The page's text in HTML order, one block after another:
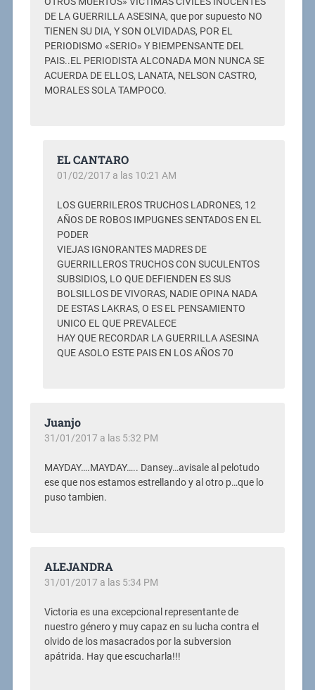
DE LA GUERRILLA ASESINA, que por supuesto NO
TIENEN SU DIA, Y SON OLVIDADAS, POR EL
PERIODISMO «SERIO» Y BIEMPENSANTE DEL
PAIS..EL PERIODISTA ALCONADA MON NUNCA SE
ACUERDA DE ELLOS, LANATA, NELSON CASTRO,
MORALES SOLA TAMPOCO.
EL CANTARO
01/02/2017 a las 10:21 AM
LOS GUERRILEROS TRUCHOS LADRONES, 12
AÑOS DE ROBOS IMPUGNES SENTADOS EN EL
PODER
VIEJAS IGNORANTES MADRES DE
GUERRILLEROS TRUCHOS CON SUCULENTOS
SUBSIDIOS, LO QUE DEFIENDEN ES SUS
BOLSILLOS DE VIVORAS, NADIE OPINA NADA
DE ESTAS LAKRAS, O ES EL PENSAMIENTO
UNICO EL QUE PREVALECE
HAY QUE RECORDAR LA GUERRILLA ASESINA
QUE ASOLO ESTE PAIS EN LOS AÑOS 70
Juanjo
31/01/2017 a las 5:32 PM
MAYDAY….MAYDAY….. Dansey…avisale al pelotudo
ese que nos estamos estrellando y al otro p…que lo
puso tambien.
ALEJANDRA
31/01/2017 a las 5:34 PM
Victoria es una excepcional representante de
nuestro género y muy capaz en su lucha contra el
olvido de los masacrados por la subversion
apátrida. Hay que escucharla!!!